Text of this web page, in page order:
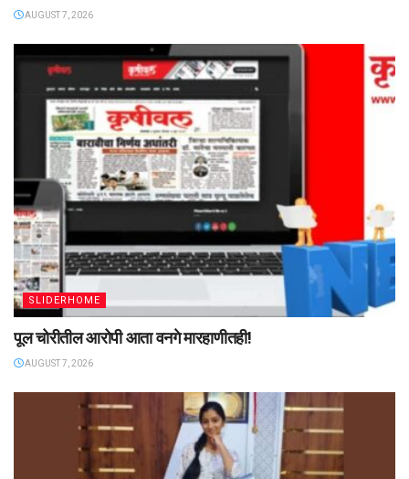
AUGUST 7, 2026
SLIDERHOME
पूल चोरीतील आरोपी आता वनगे मारहाणीतही!
AUGUST 7, 2026